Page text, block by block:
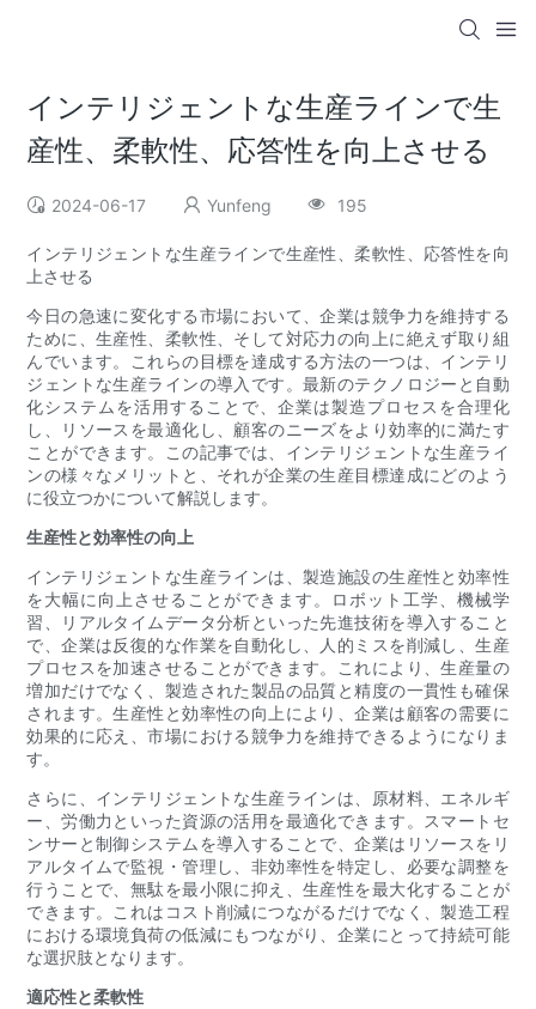
インテリジェントな生産ラインで生
産性、柔軟性、応答性を向上させる
2024-06-17 Yunfeng 195
インテリジェントな生産ラインで生産性、柔軟性、応答性を向
上させる
今日の急速に変化する市場において、企業は競争力を維持する
ために、生産性、柔軟性、そして対応力の向上に絶えず取り組
んでいます。これらの目標を達成する方法の一つは、インテリ
ジェントな生産ラインの導入です。最新のテクノロジーと自動
化システムを活用することで、企業は製造プロセスを合理化
し、リソースを最適化し、顧客のニーズをより効率的に満たす
ことができます。この記事では、インテリジェントな生産ライ
ンの様々なメリットと、それが企業の生産目標達成にどのよう
に役立つかについて解説します。
生産性と効率性の向上
インテリジェントな生産ラインは、製造施設の生産性と効率性
を大幅に向上させることができます。ロボット工学、機械学
習、リアルタイムデータ分析といった先進技術を導入すること
で、企業は反復的な作業を自動化し、人的ミスを削減し、生産
プロセスを加速させることができます。これにより、生産量の
増加だけでなく、製造された製品の品質と精度の一貫性も確保
されます。生産性と効率性の向上により、企業は顧客の需要に
効果的に応え、市場における競争力を維持できるようになりま
す。
さらに、インテリジェントな生産ラインは、原材料、エネルギ
ー、労働力といった資源の活用を最適化できます。スマートセ
ンサーと制御システムを導入することで、企業はリソースをリ
アルタイムで監視・管理し、非効率性を特定し、必要な調整を
行うことで、無駄を最小限に抑え、生産性を最大化することが
できます。これはコスト削減につながるだけでなく、製造工程
における環境負荷の低減にもつながり、企業にとって持続可能
な選択肢となります。
適応性と柔軟性